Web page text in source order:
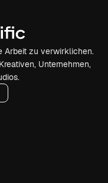
Arbeit zu verwirklichen.
Unternehmen,